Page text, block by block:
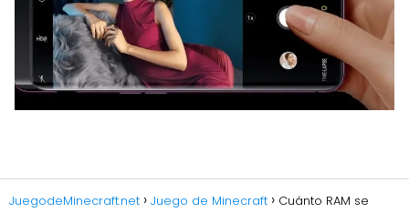
JuegodeMinecraft.net Juego de Minecraft
Cuánto RAM se